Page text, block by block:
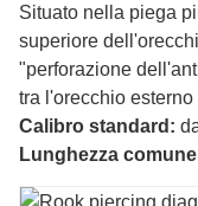
Situato nella piega
superiore
"perforazione
tra l'orecchio
Calibro standard:
Lunghezza